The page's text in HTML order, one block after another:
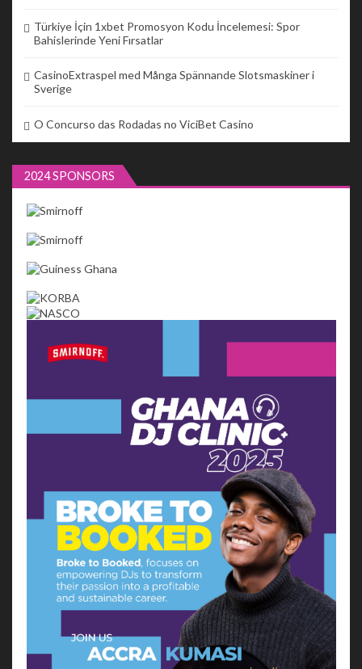
Türkiye İçin 1xbet Promosyon Kodu İncelemesi: Spor
Bahislerinde Yeni Fırsatlar
CasinoExtraspel med Många Spännande Slotsmaskiner i
Sverige
O Concurso das Rodadas no ViciBet Casino
2024 SPONSORS